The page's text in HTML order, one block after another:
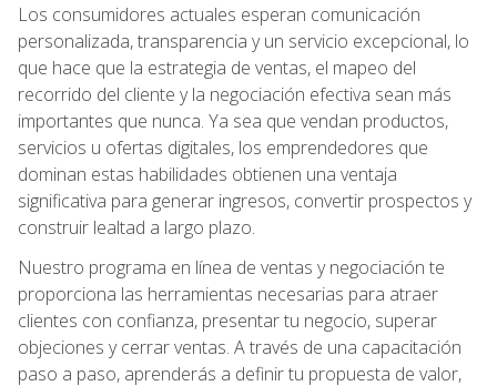
Los consumidores actuales esperan comunicación
personalizada, transparencia y un servicio excepcional, lo
que hace que la estrategia de ventas, el mapeo del
recorrido del cliente y la negociación efectiva sean más
importantes que nunca. Ya sea que vendan productos,
servicios u ofertas digitales, los emprendedores que
dominan estas habilidades obtienen una ventaja
significativa para generar ingresos, convertir prospectos y
construir lealtad a largo plazo.
Nuestro programa en línea de ventas y negociación te
proporciona las herramientas necesarias para atraer
clientes con confianza, presentar tu negocio, superar
objeciones y cerrar ventas. A través de una capacitación
paso a paso, aprenderás a definir tu propuesta de valor,